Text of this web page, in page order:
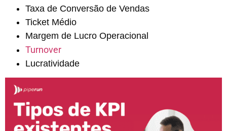
Taxa de Conversão de Vendas
Ticket Médio
Margem de Lucro Operacional
Turnover
Lucratividade